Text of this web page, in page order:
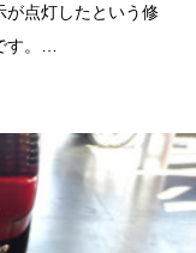
が点灯したという修
す。…